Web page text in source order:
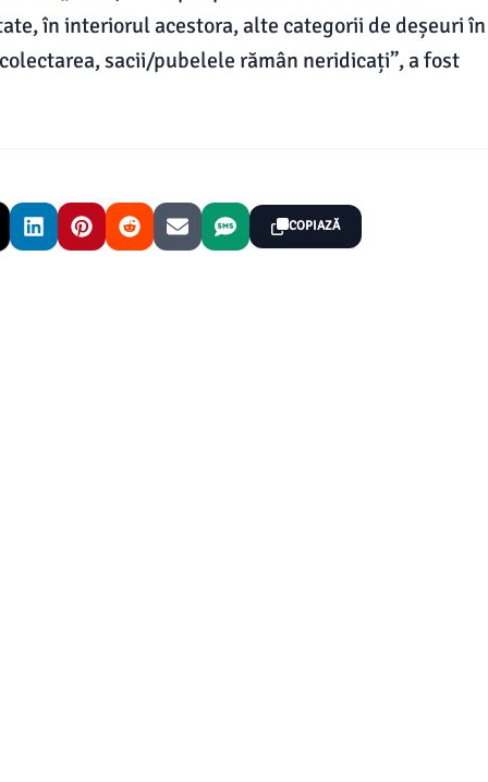
în interiorul acestora, alte categorii de deșeuri în
sacii/pubelele rămân neridicați”, a fost
COPIAZĂ